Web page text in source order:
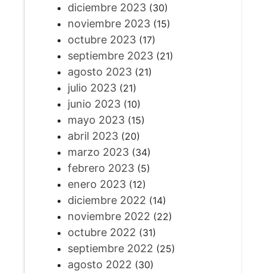
diciembre 2023(30)
noviembre 2023(15)
octubre 2023(17)
septiembre 2023(21)
agosto 2023(21)
julio 2023(21)
junio 2023(10)
mayo 2023(15)
abril 2023(20)
marzo 2023(34)
febrero 2023(5)
enero 2023(12)
diciembre 2022 (14)
noviembre 2022 (22)
octubre 2022 (31)
septiembre 2022 (25)
agosto 2022 (30)